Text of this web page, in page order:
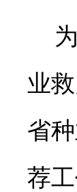
业
省
荐